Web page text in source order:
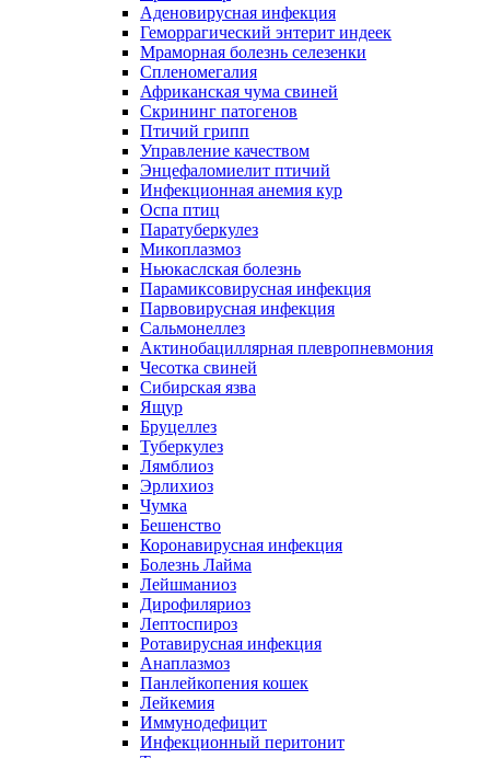
Аденовирусная инфекция
Геморрагический энтерит индеек
Мраморная болезнь селезенки
Спленомегалия
Африканская чума свиней
Скрининг патогенов
Птичий грипп
Управление качеством
Энцефаломиелит птичий
Инфекционная анемия кур
Оспа птиц
Паратуберкулез
Микоплазмоз
Ньюкаслская болезнь
Парамиксовирусная инфекция
Парвовирусная инфекция
Сальмонеллез
Актинобациллярная плевропневмония
Чесотка свиней
Сибирская язва
Ящур
Бруцеллез
Туберкулез
Лямблиоз
Эрлихиоз
Чумка
Бешенство
Коронавирусная инфекция
Болезнь Лайма
Лейшманиоз
Дирофиляриоз
Лептоспироз
Ротавирусная инфекция
Анаплазмоз
Панлейкопения кошек
Лейкемия
Иммунодефицит
Инфекционный перитонит